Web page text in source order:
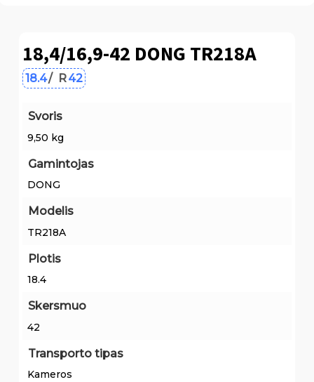
18,4/16,9-42 DONG TR218A
18.4/ R42
Svoris
9,50 kg
Gamintojas
DONG
Modelis
TR218A
Plotis
18.4
Skersmuo
42
Transporto tipas
Kameros